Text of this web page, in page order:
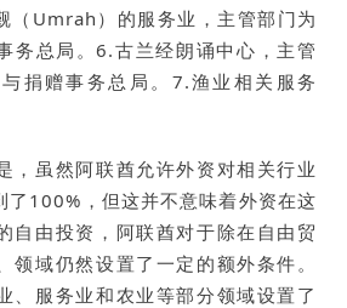
（Umrah）的服务业，主管部门为
务总局。6.古兰经朗诵中心，主管
捐赠事务总局。7.渔业相关服务
，虽然阿联酋允许外资对相关行业
了100%，但这并不意味着外资在这
自由投资，阿联酋对于除在自由贸
领域仍然设置了一定的额外条件。
、服务业和农业等部分领域设置了